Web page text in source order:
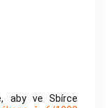
aby ve Sbírce